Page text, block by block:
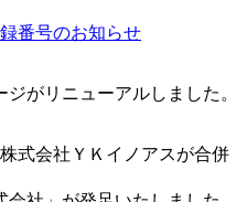
番号のお知らせ
がリニューアルしました。
式会社ＹＫイノアスが合併